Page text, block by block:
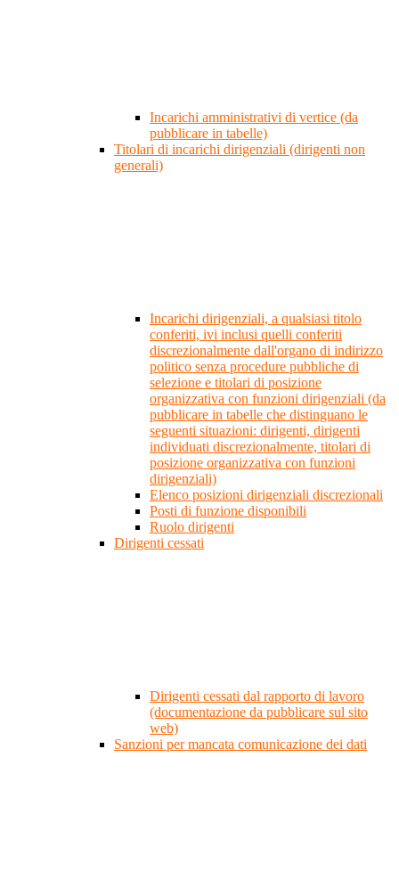
Incarichi amministrativi di vertice (da
pubblicare in tabelle)
Titolari di incarichi dirigenziali (dirigenti non
generali)
Incarichi dirigenziali, a qualsiasi titolo
conferiti, ivi inclusi quelli conferiti
discrezionalmente dall'organo di indirizzo
politico senza procedure pubbliche di
selezione e titolari di posizione
organizzativa con funzioni dirigenziali (da
pubblicare in tabelle che distinguano le
seguenti situazioni: dirigenti, dirigenti
individuati discrezionalmente, titolari di
posizione organizzativa con funzioni
dirigenziali)
Elenco posizioni dirigenziali discrezionali
Posti di funzione disponibili
Ruolo dirigenti
Dirigenti cessati
Dirigenti cessati dal rapporto di lavoro
(documentazione da pubblicare sul sito
web)
Sanzioni per mancata comunicazione dei dati